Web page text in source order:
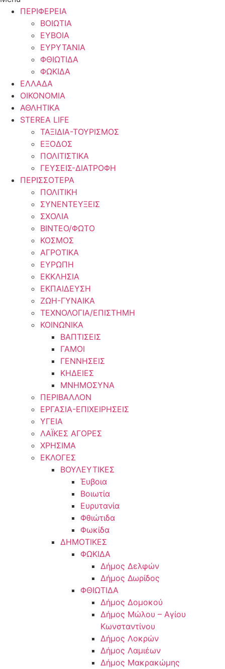
ΠΕΡΙΦΕΡΕΙΑ
ΒΟΙΩΤΙΑ
ΕΥΒΟΙΑ
ΕΥΡΥΤΑΝΙΑ
ΦΘΙΩΤΙΔΑ
ΦΩΚΙΔΑ
ΕΛΛΑΔΑ
ΟΙΚΟΝΟΜΙΑ
ΑΘΛΗΤΙΚΑ
STEREA LIFE
ΤΑΞΙΔΙΑ-ΤΟΥΡΙΣΜΟΣ
ΕΞΟΔΟΣ
ΠΟΛΙΤΙΣΤΙΚΑ
ΓΕΥΣΕΙΣ-ΔΙΑΤΡΟΦΗ
ΠΕΡΙΣΣΟΤΕΡΑ
ΠΟΛΙΤΙΚΗ
ΣΥΝΕΝΤΕΥΞΕΙΣ
ΣΧΟΛΙΑ
ΒΙΝΤΕΟ/ΦΩΤΟ
ΚΟΣΜΟΣ
ΑΓΡΟΤΙΚΑ
ΕΥΡΩΠΗ
ΕΚΚΛΗΣΙΑ
ΕΚΠΑΙΔΕΥΣΗ
ΖΩΗ-ΓΥΝΑΙΚΑ
ΤΕΧΝΟΛΟΓΙΑ/ΕΠΙΣΤΗΜΗ
ΚΟΙΝΩΝΙΚΑ
ΒΑΠΤΙΣΕΙΣ
ΓΑΜΟΙ
ΓΕΝΝΗΣΕΙΣ
ΚΗΔΕΙΕΣ
ΜΝΗΜΟΣΥΝΑ
ΠΕΡΙΒΑΛΛΟΝ
ΕΡΓΑΣΙΑ-ΕΠΙΧΕΙΡΗΣΕΙΣ
ΥΓΕΙΑ
ΛΑΪΚΕΣ ΑΓΟΡΕΣ
ΧΡΗΣΙΜΑ
ΕΚΛΟΓΕΣ
ΒΟΥΛΕΥΤΙΚΕΣ
Έυβοια
Βοιωτία
Ευρυτανία
Φθιώτιδα
Φωκίδα
ΔΗΜΟΤΙΚΕΣ
ΦΩΚΙΔΑ
Δήμος Δελφών
Δήμος Δωρίδος
ΦΘΙΩΤΙΔΑ
Δήμος Δομοκού
Δήμος Μώλου – Αγίου
Κωνσταντίνου
Δήμος Λοκρών
Δήμος Λαμιέων
Δήμος Μακρακώμης